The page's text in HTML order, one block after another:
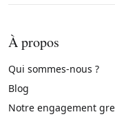
À propos
Qui sommes-nous ?
Blog
Notre engagement